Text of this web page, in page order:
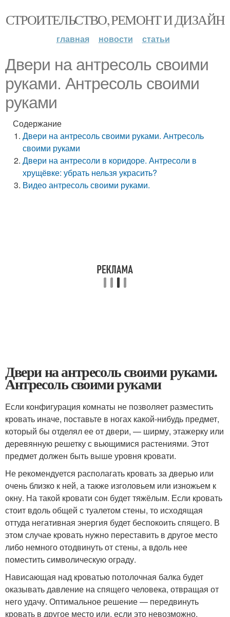
СТРОИТЕЛЬСТВО, РЕМОНТ И ДИЗАЙН
главная новости статьи
Двери на антресоль своими
руками. Антресоль своими
руками
Содержание
Двери на антресоль своими руками. Антресоль
своими руками
Двери на антресоли в коридоре. Антресоли в
хрущёвке: убрать нельзя украсить?
Видео антресоль своими руками.
Двери на антресоль своими руками.
Антресоль своими руками
Если конфигурация комнаты не позволяет разместить
кровать иначе, поставьте в ногах какой-нибудь предмет,
который бы отделял ее от двери, — ширму, этажерку или
деревянную решетку с вьющимися растениями. Этот
предмет должен быть выше уровня кровати.
Не рекомендуется располагать кровать за дверью или
очень близко к ней, а также изголовьем или изножьем к
окну. На такой кровати сон будет тяжёлым. Если кровать
стоит вдоль общей с туалетом стены, то исходящая
оттуда негативная энергия будет беспокоить спящего. В
этом случае кровать нужно переставить в другое место
либо немного отодвинуть от стены, а вдоль нее
поместить символическую ограду.
Нависающая над кроватью потолочная балка будет
оказывать давление на спящего человека, отвращая от
него удачу. Оптимальное решение — передвинуть
кровать в другое место или, если это невозможно,